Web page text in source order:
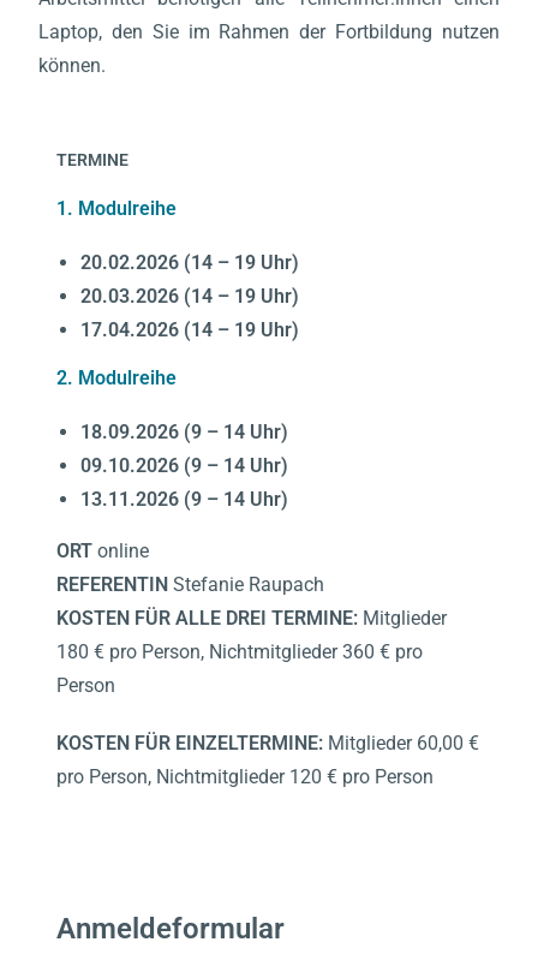
Laptop, den Sie im Rahmen der Fortbildung nutzen
können.
TERMINE
1. Modulreihe
20.02.2026 (14 – 19 Uhr)
20.03.2026 (14 – 19 Uhr)
17.04.2026 (14 – 19 Uhr)
2. Modulreihe
18.09.2026 (9 – 14 Uhr)
09.10.2026 (9 – 14 Uhr)
13.11.2026 (9 – 14 Uhr)
ORTonline
REFERENTINStefanie Raupach
KOSTEN FÜR ALLE DREI TERMINE: Mitglieder
180 € pro Person, Nichtmitglieder 360 € pro
Person
KOSTEN FÜR EINZELTERMINE: Mitglieder 60,00 €
pro Person, Nichtmitglieder 120 € pro Person
Anmeldeformular